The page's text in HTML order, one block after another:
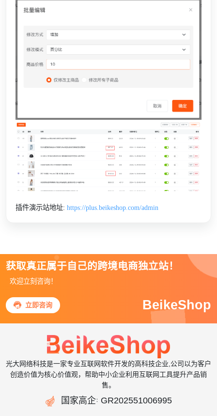
插件演示站地址:https://plus.beikeshop.com/admin
获取真正属于自己的跨境电商独立站！
欢迎立刻咨询！
 立即咨询 BeikeShop
光大网络科技是一家专业互联网软件开发的高科技企业,公司以为客户
创造价值为核心价值观，帮助中小企业利用互联网工具提升产品销
售。
 国家高企： GR202551006995